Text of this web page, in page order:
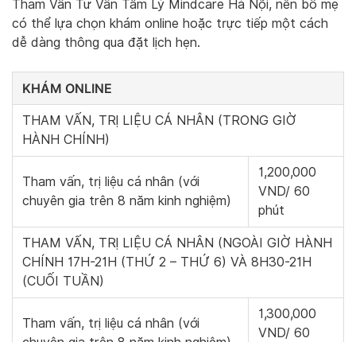
Tham Vấn Tư Vấn Tâm Lý Mindcare Hà Nội, nên bố mẹ
có thể lựa chọn khám online hoặc trực tiếp một cách
dễ dàng thông qua đặt lịch hẹn.
KHÁM ONLINE
THAM VẤN, TRỊ LIỆU CÁ NHÂN (TRONG GIỜ
HÀNH CHÍNH)
Tham vấn, trị liệu cá nhân (với
chuyên gia trên 8 năm kinh nghiệm)
1,200,000
VND/ 60
phút
THAM VẤN, TRỊ LIỆU CÁ NHÂN (NGOÀI GIỜ HÀNH
CHÍNH 17H-21H (THỨ 2 – THỨ 6) VÀ 8H30-21H
(CUỐI TUẦN)
Tham vấn, trị liệu cá nhân (với
1,300,000
VND/ 60